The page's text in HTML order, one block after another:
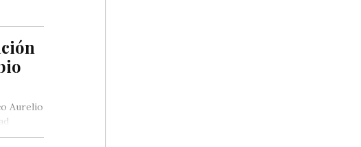
Aurelio